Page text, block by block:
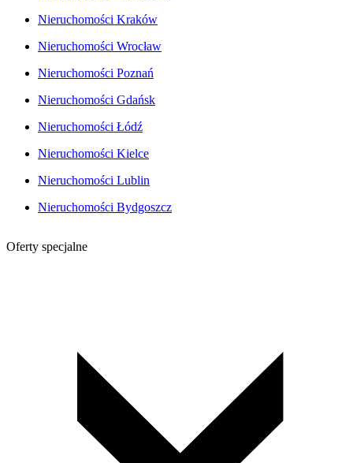
Nieruchomości Kraków
Nieruchomości Wrocław
Nieruchomości Poznań
Nieruchomości Gdańsk
Nieruchomości Łódź
Nieruchomości Kielce
Nieruchomości Lublin
Nieruchomości Bydgoszcz
Oferty specjalne